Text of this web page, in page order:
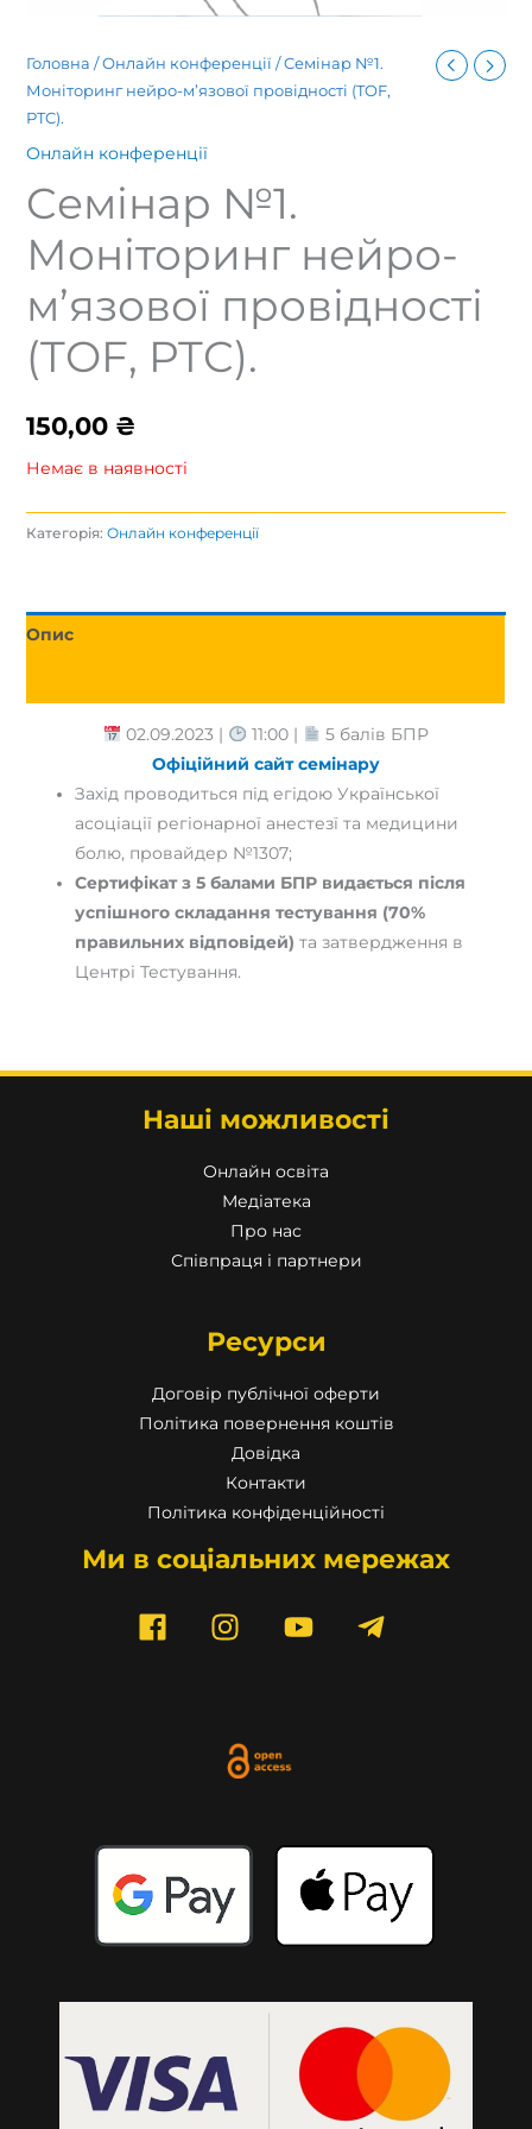
Головна /Онлайн конференції / Cемінар №1.
Моніторинг нейро-м’язової провідності (TOF,
PTC).
Онлайн конференції
Cемінар №1.
Моніторинг нейро-
м’язової провідності
(TOF, PTC).
150,00 ₴
Немає в наявності
Категорія:Онлайн конференції
Опис
02.09.2023 | 11:00 |
5 балів БПР
Офіційний сайт семінару
Захід проводиться під егідою Української
асоціації регіонарної анестезї та медицини
болю, провайдер №1307;
Сертифікат з 5 балами БПР видається після
успішного складання тестування (70%
правильних відповідей) та затвердження в
Центрі Тестування.
Наші можливості
Онлайн освіта
Медіатека
Про нас
Співпраця і партнери
Ресурси
Договір публічної оферти
Політика повернення коштів
Довідка
Контакти
Політика конфіденційності
Ми в соціальних мережах